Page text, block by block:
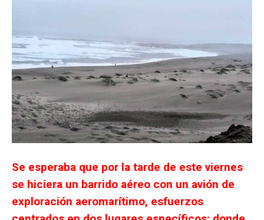
Se esperaba que por la tarde de este viernes
se hiciera un barrido aéreo con un avión de
exploración aeromarítimo, esfuerzos